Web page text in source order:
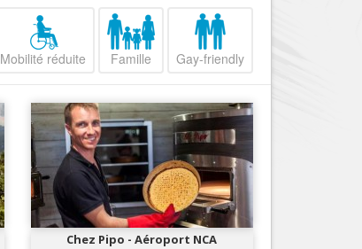
Musées, ...
Sortir
Commerces
Mode, ...
Loisirs
Plages, sports, ...
Services
Tourisme, ...
Nice le Port
Nice le Vieux Nice
Nice les Collines Niçoises
Nice le petit Marais Niçois
Nice la plaine du Var
Nice le Carré d’Or
Nice Aéroport
Mobilité réduite Famille Gay-friendly
Chez Pipo - Aéroport NCA